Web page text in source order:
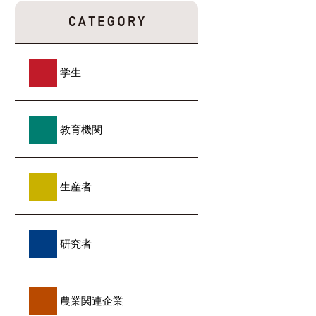
学生
教育機関
生産者
研究者
農業関連企業